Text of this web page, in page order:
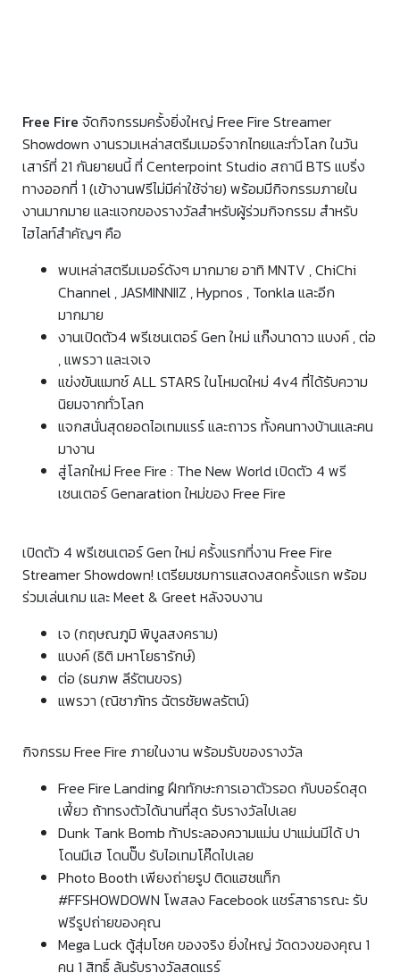
Free Fire จัดกิจกรรมครั้งยิ่งใหญ่ Free Fire Streamer
Showdown งานรวมเหล่าสตรีมเมอร์จากไทยและทั่วโลก ในวัน
เสาร์ที่ 21 กันยายนนี้ ที่ Centerpoint Studio สถานี BTS แบริ่ง
ทางออกที่ 1 (เข้างานฟรีไม่มีค่าใช้จ่าย) พร้อมมีกิจกรรมภายใน
งานมากมาย และแจกของรางวัลสำหรับผู้ร่วมกิจกรรม สำหรับ
ไฮไลท์สำคัญๆ คือ
พบเหล่าสตรีมเมอร์ดังๆ มากมาย อาทิ MNTV , ChiChi
Channel , JASMINNIIZ , Hypnos , Tonkla และอีก
มากมาย
งานเปิดตัว4 พรีเซนเตอร์ Gen ใหม่ แก๊งนาดาว แบงค์ , ต่อ
, แพรวา และเจเจ
แข่งขันแมทช์ ALL STARS ในโหมดใหม่ 4v4 ที่ได้รับความ
นิยมจากทั่วโลก
แจกสนั่นสุดยอดไอเทมแรร์ และถาวร ทั้งคนทางบ้านและคน
มางาน
สู่โลกใหม่ Free Fire : The New World เปิดตัว 4 พรี
เซนเตอร์ Genaration ใหม่ของ Free Fire
เปิดตัว 4 พรีเซนเตอร์ Gen ใหม่ ครั้งแรกที่งาน Free Fire
Streamer Showdown! เตรียมชมการแสดงสดครั้งแรก พร้อม
ร่วมเล่นเกม และ Meet & Greet หลังจบงาน
เจ (กฤษณภูมิ พิบูลสงคราม)
แบงค์ (ธิติ มหาโยธารักษ์)
ต่อ (ธนภพ ลีรัตนขจร)
แพรวา (ณิชาภัทร ฉัตรชัยพลรัตน์)
กิจกรรม Free Fire ภายในงาน พร้อมรับของรางวัล
Free Fire Landing ฝึกทักษะการเอาตัวรอด กับบอร์ดสุด
เฟี้ยว ถ้าทรงตัวได้นานที่สุด รับรางวัลไปเลย
Dunk Tank Bomb ท้าประลองความแม่น ปาแม่นมีได้ ปา
โดนมีเฮ โดนปั๊บ รับไอเทมโค๊ดไปเลย
Photo Booth เพียงถ่ายรูป ติดแฮชแท็ก
#FFSHOWDOWN โพสลง Facebook แชร์สาธารณะ รับ
ฟรีรูปถ่ายของคุณ
Mega Luck ตู้สุ่มโชค ของจริง ยิ่งใหญ่ วัดดวงของคุณ 1
คน 1 สิทธิ์ ลุ้นรับรางวัลสุดแรร์